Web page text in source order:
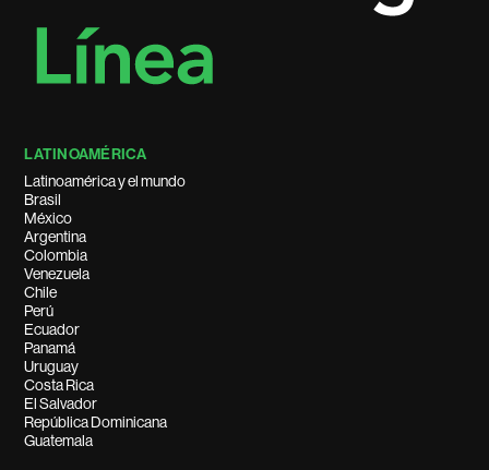
LATINOAMÉRICA
Latinoamérica y el mundo
Brasil
México
Argentina
Colombia
Venezuela
Chile
Perú
Ecuador
Panamá
Uruguay
Costa Rica
El Salvador
República Dominicana
Guatemala